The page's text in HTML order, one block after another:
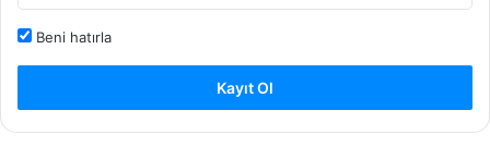
Beni hatırla
Kayıt Ol